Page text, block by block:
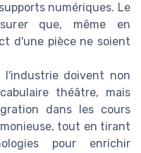
numériques. Le
que, même en
d'une pièce ne soient
l'industrie doivent non
théâtre, mais
dans les cours
tout en tirant
pour enrichir